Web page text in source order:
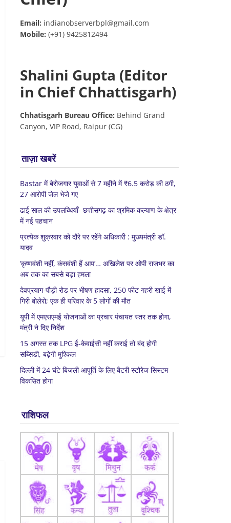
Email: indianobserverbpl@gmail.com
Mobile: (+91) 9425812494
Shalini Gupta (Editor
in Chief Chhattisgarh)
Chhatisgarh Bureau Office: Behind Grand
Canyon, VIP Road, Raipur (CG)
ताज़ा खबरें
Bastar में बेरोजगार युवाओं से 7 महीने में ₹6.5 करोड़ की ठगी,
27 आरोपी जेल भेजे गए
ढाई साल की उपलब्धियाँ- छत्तीसगढ़ का श्रमिक कल्याण के क्षेत्र
में नई पहचान
प्रत्येक शुक्रवार को दौरे पर रहेंगे अधिकारी : मुख्यमंत्री डॉ.
यादव
‘कृष्णवंशी नहीं, कंसवंशी हैं आप’… अखिलेश पर ओपी राजभर का
अब तक का सबसे बड़ा हमला
देवप्रयाग-पौड़ी रोड पर भीषण हादसा, 250 फीट गहरी खाई में
गिरी बोलेरो; एक ही परिवार के 5 लोगों की मौत
यूपी में एमएसएमई योजनाओं का प्रचार पंचायत स्तर तक होगा,
मंत्री ने दिए निर्देश
15 अगस्त तक LPG ई-केवाईसी नहीं कराई तो बंद होगी
सब्सिडी, बढ़ेगी मुश्किल
दिल्ली में 24 घंटे बिजली आपूर्ति के लिए बैटरी स्टोरेज सिस्टम
विकसित होगा
राशिफल